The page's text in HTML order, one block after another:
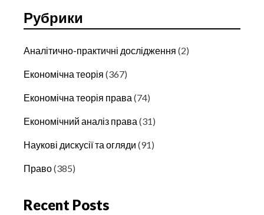
Рубрики
Аналітично-практичні дослідження (2)
Економічна теорія (367)
Економічна теорія права (74)
Економічний аналіз права (31)
Наукові дискусії та огляди (91)
Право(385)
Recent Posts